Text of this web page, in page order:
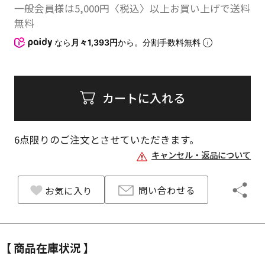
一般会員様は5,000円〈税込〉以上お買い上げで送料
無料
なら 月々1,393円から。分割手数料無料
カートに入れる
6点限りのご注文とさせていただきます。
キャンセル・返品について
お気に入り 問い合わせる
【 商品在庫状況 】